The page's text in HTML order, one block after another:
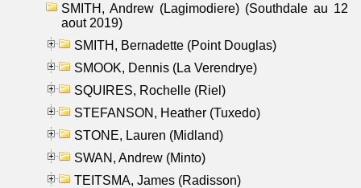
SMITH, Andrew (Lagimodiere) (Southdale au 12
aout 2019)
SMITH, Bernadette (Point Douglas)
SMOOK, Dennis (La Verendrye)
SQUIRES, Rochelle (Riel)
STEFANSON, Heather (Tuxedo)
STONE, Lauren (Midland)
SWAN, Andrew (Minto)
TEITSMA, James (Radisson)